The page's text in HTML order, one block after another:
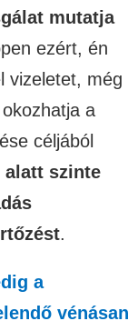
mutatja
ezért, én
vizeletet, még
a
céljából
alatt szinte
.
a
vénásan